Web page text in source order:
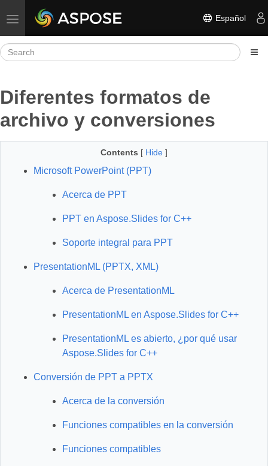
Toggle navigation Español
Diferentes formatos de
archivo y conversiones
Contents [ Hide ]
Microsoft PowerPoint (PPT)
Acerca de PPT
PPT en Aspose.Slides for C++
Soporte integral para PPT
PresentationML (PPTX, XML)
Acerca de PresentationML
PresentationML en Aspose.Slides for C++
PresentationML es abierto, ¿por qué usar
Aspose.Slides for C++
Conversión de PPT a PPTX
Acerca de la conversión
Funciones compatibles en la conversión
Funciones compatibles